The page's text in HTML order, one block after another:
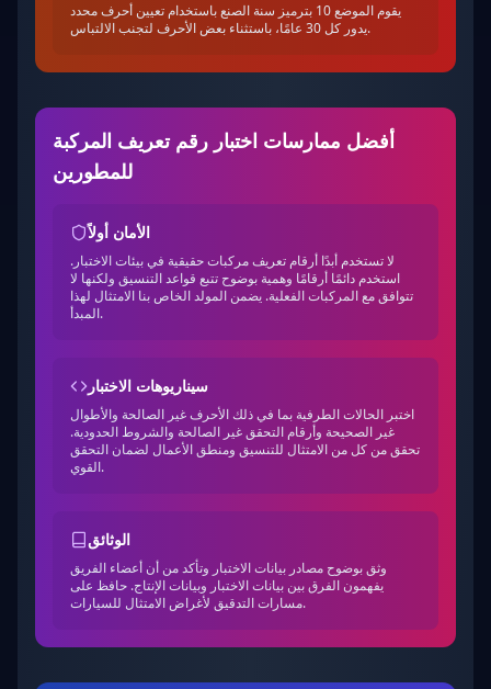
يقوم الموضع 10 بترميز سنة الصنع باستخدام تعيين أحرف محدد
يدور كل 30 عامًا، باستثناء بعض الأحرف لتجنب الالتباس.
أفضل ممارسات اختبار رقم تعريف المركبة
للمطورين
الأمان أولاً
لا تستخدم أبدًا أرقام تعريف مركبات حقيقية في بيئات الاختبار.
استخدم دائمًا أرقامًا وهمية بوضوح تتبع قواعد التنسيق ولكنها لا
تتوافق مع المركبات الفعلية. يضمن المولد الخاص بنا الامتثال لهذا
المبدأ.
سيناريوهات الاختبار
اختبر الحالات الطرفية بما في ذلك الأحرف غير الصالحة والأطوال
غير الصحيحة وأرقام التحقق غير الصالحة والشروط الحدودية.
تحقق من كل من الامتثال للتنسيق ومنطق الأعمال لضمان التحقق
القوي.
الوثائق
وثق بوضوح مصادر بيانات الاختبار وتأكد من أن أعضاء الفريق
يفهمون الفرق بين بيانات الاختبار وبيانات الإنتاج. حافظ على
مسارات التدقيق لأغراض الامتثال للسيارات.